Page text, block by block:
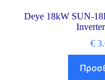
Deye 18kW SUN-
€